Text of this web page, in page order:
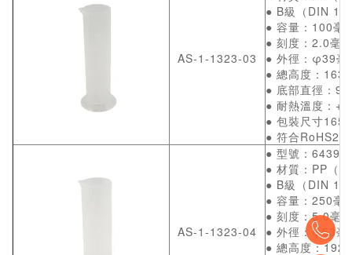
AS-1-1323-03
● B級（DIN
● 容量：100毫
● 刻度：2.0毫
● 外徑：φ39毫
● 總高度：163
● 底部直徑：
● 耐熱溫度：
● 包裝尺寸165
● 符合RoHS2
AS-1-1323-04
● 型號：
● 材質：PP（
● B級（DIN
● 容量：250毫
● 刻度：5.0毫
● 外徑：φ53毫
● 總高度：192